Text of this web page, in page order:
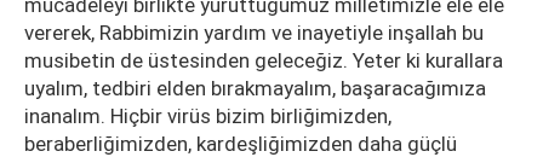
mücadeleyi birlikte yürüttüğümüz milletimizle ele ele
vererek, Rabbimizin yardım ve inayetiyle inşallah bu
musibetin de üstesinden geleceğiz. Yeter ki kurallara
uyalım, tedbiri elden bırakmayalım, başaracağımıza
inanalım. Hiçbir virüs bizim birliğimizden,
beraberliğimizden, kardeşliğimizden daha güçlü